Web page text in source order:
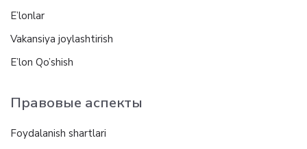
E’lonlar
Vakansiya joylashtirish
E’lon Qo’shish
Правовые аспекты
Foydalanish shartlari